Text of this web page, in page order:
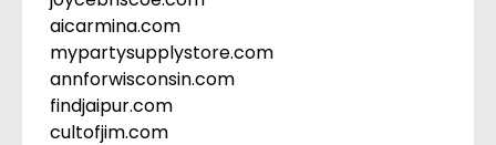
aicarmina.com
mypartysupplystore.com
annforwisconsin.com
findjaipur.com
cultofjim.com